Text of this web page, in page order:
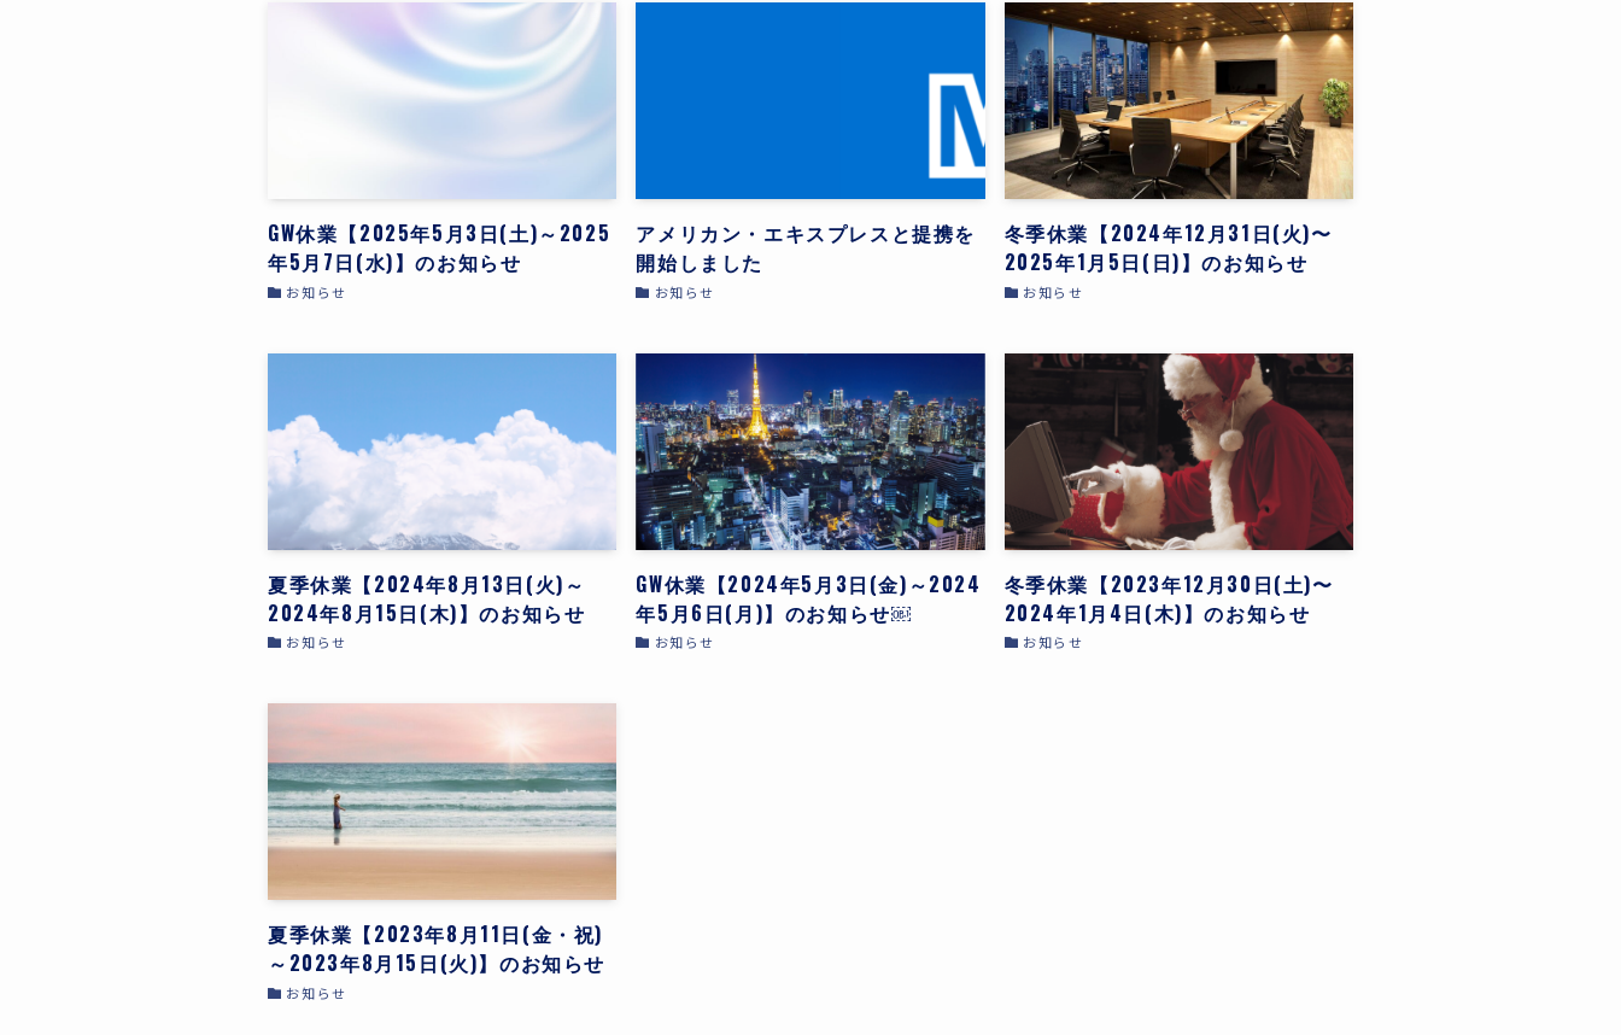
SERVICE
COMPANY
CONTACT
GW休業【2025年5月3日(土)～2025
年5月7日(水)】のお知らせ
お知らせ
アメリカン・エキスプレスと提携を
開始しました
お知らせ
冬季休業【2024年12月31日(火)〜
2025年1月5日(日)】のお知らせ
お知らせ
夏季休業【2024年8月13日(火)～
2024年8月15日(木)】のお知らせ
お知らせ
GW休業【2024年5月3日(金)～2024
年5月6日(月)】のお知らせ￼
お知らせ
冬季休業【2023年12月30日(土)〜
2024年1月4日(木)】のお知らせ
お知らせ
夏季休業【2023年8月11日(金・祝)
～2023年8月15日(火)】のお知らせ
お知らせ